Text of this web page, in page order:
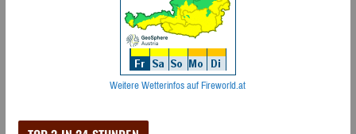
Weitere Wetterinfos auf Fireworld.at